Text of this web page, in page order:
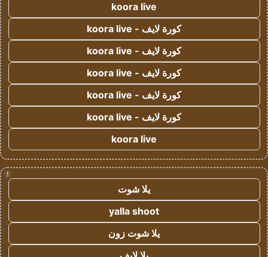
koora live
كورة لايف - koora live
كورة لايف - koora live
كورة لايف - koora live
كورة لايف - koora live
كورة لايف - koora live
koora live
!
يلا شوت
yalla shoot
يلا شوت زون